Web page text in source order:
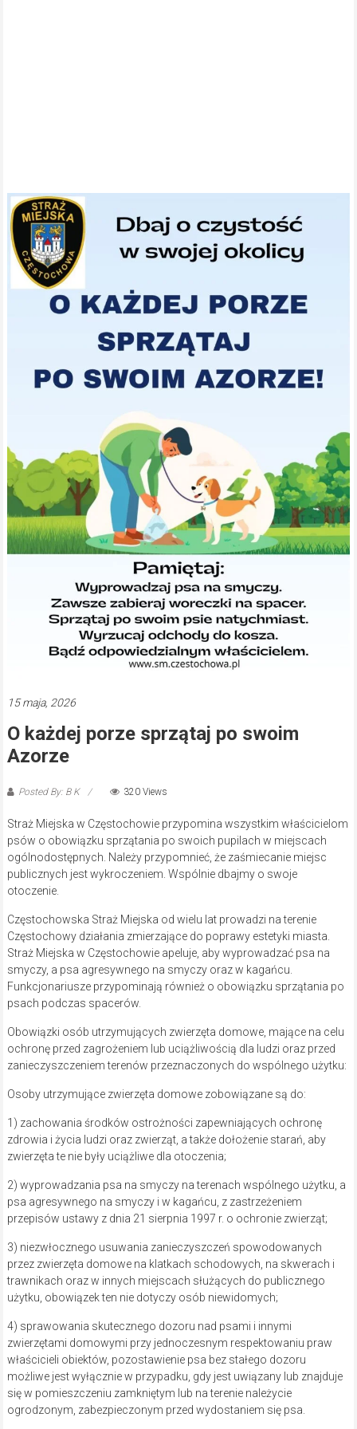
15 maja, 2026
O każdej porze sprzątaj po swoim
Azorze
Posted By: B K 320 Views
Straż Miejska w Częstochowie przypomina wszystkim właścicielom
psów o obowiązku sprzątania po swoich pupilach w miejscach
ogólnodostępnych. Należy przypomnieć, że zaśmiecanie miejsc
publicznych jest wykroczeniem. Wspólnie dbajmy o swoje
otoczenie.
Częstochowska Straż Miejska od wielu lat prowadzi na terenie
Częstochowy działania zmierzające do poprawy estetyki miasta.
Straż Miejska w Częstochowie apeluje, aby wyprowadzać psa na
smyczy, a psa agresywnego na smyczy oraz w kagańcu.
Funkcjonariusze przypominają również o obowiązku sprzątania po
psach podczas spacerów.
Obowiązki osób utrzymujących zwierzęta domowe, mające na celu
ochronę przed zagrożeniem lub uciążliwością dla ludzi oraz przed
zanieczyszczeniem terenów przeznaczonych do wspólnego użytku:
Osoby utrzymujące zwierzęta domowe zobowiązane są do:
1) zachowania środków ostrożności zapewniających ochronę
zdrowia i życia ludzi oraz zwierząt, a także dołożenie starań, aby
zwierzęta te nie były uciążliwe dla otoczenia;
2) wyprowadzania psa na smyczy na terenach wspólnego użytku, a
psa agresywnego na smyczy i w kagańcu, z zastrzeżeniem
przepisów ustawy z dnia 21 sierpnia 1997 r. o ochronie zwierząt;
3) niezwłocznego usuwania zanieczyszczeń spowodowanych
przez zwierzęta domowe na klatkach schodowych, na skwerach i
trawnikach oraz w innych miejscach służących do publicznego
użytku, obowiązek ten nie dotyczy osób niewidomych;
4) sprawowania skutecznego dozoru nad psami i innymi
zwierzętami domowymi przy jednoczesnym respektowaniu praw
właścicieli obiektów, pozostawienie psa bez stałego dozoru
możliwe jest wyłącznie w przypadku, gdy jest uwiązany lub znajduje
się w pomieszczeniu zamkniętym lub na terenie należycie
ogrodzonym, zabezpieczonym przed wydostaniem się psa.